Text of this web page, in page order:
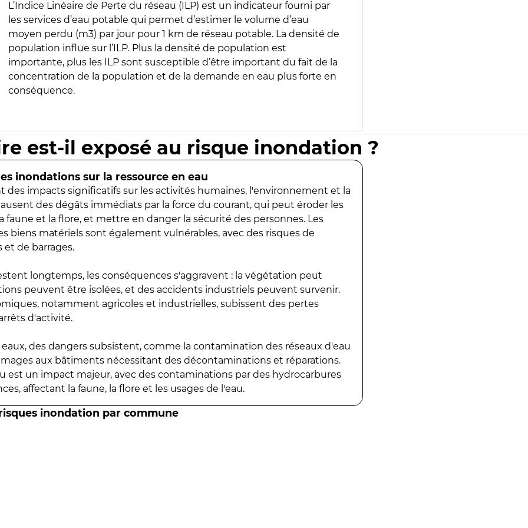
L’Indice Linéaire de Perte du réseau (ILP) est un indicateur fourni par
les services d’eau potable qui permet d’estimer le volume d’eau
moyen perdu (m3) par jour pour 1 km de réseau potable. La densité de
population influe sur l’ILP. Plus la densité de population est
importante, plus les ILP sont susceptible d’être important du fait de la
concentration de la population et de la demande en eau plus forte en
conséquence.
est-il exposé au risque inondation ?
inondations sur la ressource en eau
des impacts significatifs sur les activités humaines, l'environnement et la
des dégâts immédiats par la force du courant, qui peut éroder les
faune et la flore, et mettre en danger la sécurité des personnes. Les
biens matériels sont également vulnérables, avec des risques de
de barrages.
longtemps, les conséquences s'aggravent : la végétation peut
peuvent être isolées, et des accidents industriels peuvent survenir.
notamment agricoles et industrielles, subissent des pertes
d'activité.
des dangers subsistent, comme la contamination des réseaux d'eau
aux bâtiments nécessitant des décontaminations et réparations.
est un impact majeur, avec des contaminations par des hydrocarbures
affectant la faune, la flore et les usages de l'eau.
inondation par commune